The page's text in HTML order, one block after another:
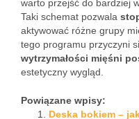
warto przejść do bardziej
Taki schemat pozwala
aktywować różne grupy
tego programu przyczyni
wytrzymałości mięśni
estetyczny wygląd.
Powiązane wpisy:
Deska bokiem –